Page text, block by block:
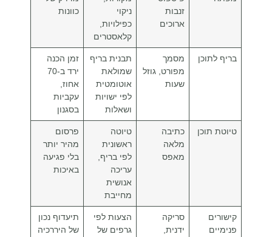
זנבות
ארוכים
ניקוי
כפילויות,
קלאסטרים
כוונות
בריף לתוכן
מסמך
מפורט, גוזל
שעות
תבנית בריף
שמולאת
אוטומטית
לפי ישויות
ושאלות
זמן הכנה
ירד ב‑70
אחוז,
עקביות
בסגנון
טיוטת תוכן
כתיבה
מלאה
מאפס
טיוטה
ראשונית
לפי בריף,
עריכה
אנושית
מחייבת
פרסום
מהיר יותר
בלי פגיעה
באיכות
קישורים
פנימיים
סריקה
ידנית,
הצעות לפי
גרפים של
תיעדוף נכון
של היררכיה